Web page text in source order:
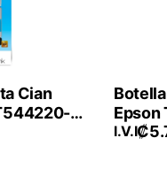
Cian
AL ₡
I.V.I